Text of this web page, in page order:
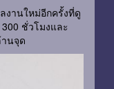
งานใหม่อีกครั้งที่ดู
ชั่วโมงและ
นจุด